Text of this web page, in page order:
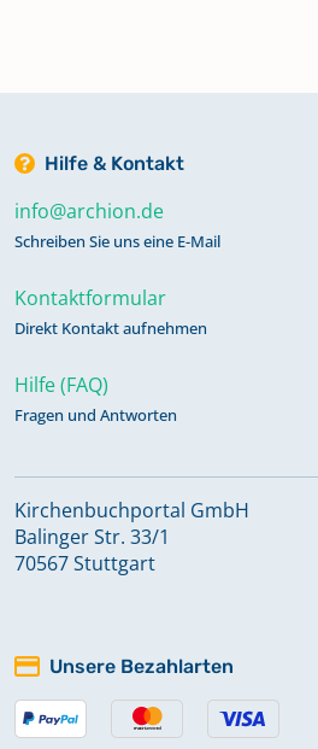
Hilfe & Kontakt
info@archion.de
Schreiben Sie uns eine E-Mail
Kontaktformular
Direkt Kontakt aufnehmen
Hilfe (FAQ)
Fragen und Antworten
Kirchenbuchportal GmbH
Balinger Str. 33/1
70567 Stuttgart
Unsere Bezahlarten